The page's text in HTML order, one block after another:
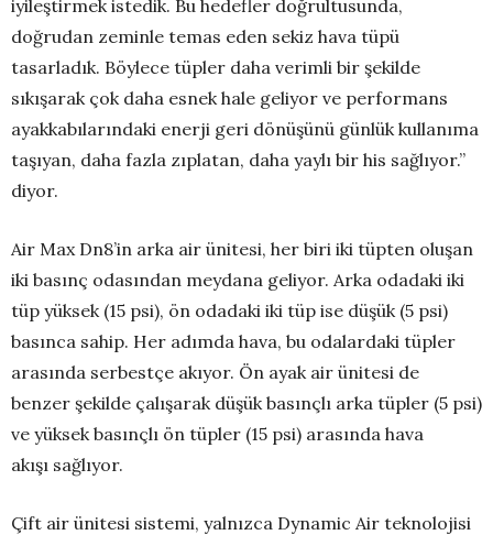
iyileştirmek istedik. Bu hedefler doğrultusunda,
doğrudan zeminle temas eden sekiz hava tüpü
tasarladık. Böylece tüpler daha verimli bir şekilde
sıkışarak çok daha esnek hale geliyor ve performans
ayakkabılarındaki enerji geri dönüşünü günlük kullanıma
taşıyan, daha fazla zıplatan, daha yaylı bir his sağlıyor.”
diyor.
Air Max Dn8’in arka air ünitesi, her biri iki tüpten oluşan
iki basınç odasından meydana geliyor. Arka odadaki iki
tüp yüksek (15 psi), ön odadaki iki tüp ise düşük (5 psi)
basınca sahip. Her adımda hava, bu odalardaki tüpler
arasında serbestçe akıyor. Ön ayak air ünitesi de
benzer şekilde çalışarak düşük basınçlı arka tüpler (5 psi)
ve yüksek basınçlı ön tüpler (15 psi) arasında hava
akışı sağlıyor.
Çift air ünitesi sistemi, yalnızca Dynamic Air teknolojisi